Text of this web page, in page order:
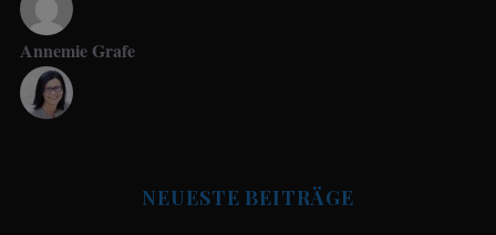
Annemie Grafe
NEUESTE BEITRÄGE